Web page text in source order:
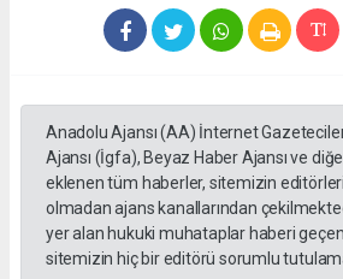
Anadolu Ajansı (AA) İnternet
Ajansı (İgfa), Beyaz Haber Ajansı ve
eklenen tüm haberler, sitemizin
olmadan ajans kanallarından
yer alan hukuki muhataplar haberi
sitemizin hiç bir editörü sorumlu